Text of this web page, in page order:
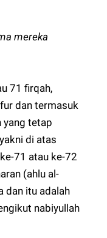
mereka
71 firqah,
dan termasuk
yang tetap
di atas
71 atau ke-72
(ahlu al-
dan itu adalah
nabiyullah